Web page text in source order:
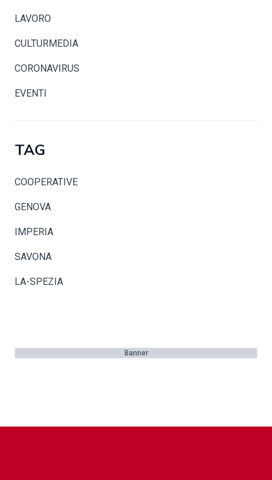
LAVORO
CULTURMEDIA
CORONAVIRUS
EVENTI
TAG
COOPERATIVE
GENOVA
IMPERIA
SAVONA
LA-SPEZIA
Banner